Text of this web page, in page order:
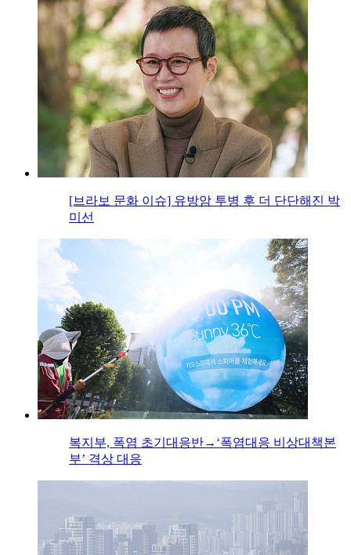
[브라보 문화 이슈] 유방암 투병 후 더 단단해진 박
미선
복지부, 폭염 초기대응반→‘폭염대응 비상대책본
부’ 격상 대응